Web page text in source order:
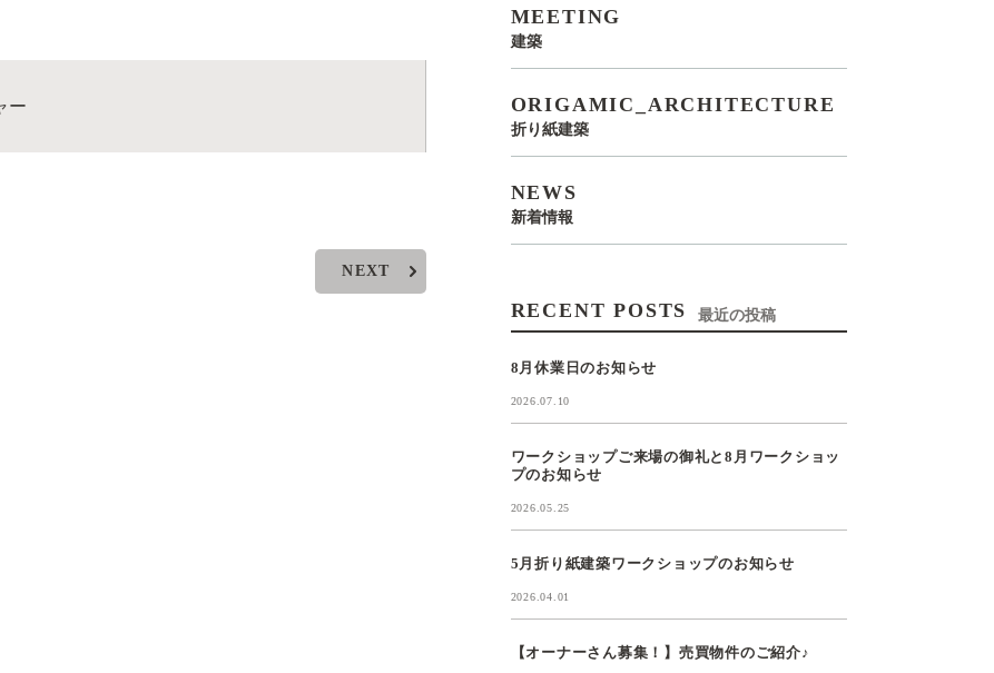
ー
NEXT
MEETING
建築
ORIGAMIC_ARCHITECTURE
折り紙建築
NEWS
新着情報
RECENT POSTS 最近の投稿
8月休業日のお知らせ
2026.07.10
ワークショップご来場の御礼と8月ワークショッ
プのお知らせ
2026.05.25
5月折り紙建築ワークショップのお知らせ
2026.04.01
【オーナーさん募集！】売買物件のご紹介♪